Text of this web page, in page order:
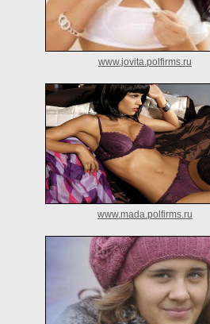
www.jovita.polfirms.ru
www.mada.polfirms.ru